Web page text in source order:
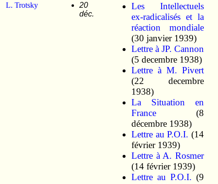
L. Trotsky
20
déc.
Les Intellectuels
ex-radicalisés et la
réaction mondiale
(30 janvier 1939)
Lettre à JP. Cannon
(5 decembre 1938)
Lettre à M. Pivert
(22 decembre
1938)
La Situation en
France(8
décembre 1938)
Lettre au P.O.I. (14
février 1939)
Lettre à A. Rosmer
(14 février 1939)
Lettre au P.O.I. (9